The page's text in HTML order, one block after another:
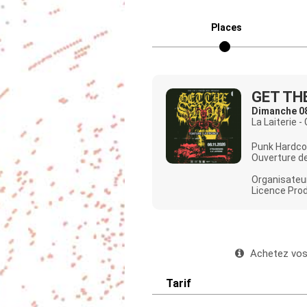
Places
GET
Dimanche
La Laiterie -
Punk
Ouverture
Licence
Achetez
Tarif